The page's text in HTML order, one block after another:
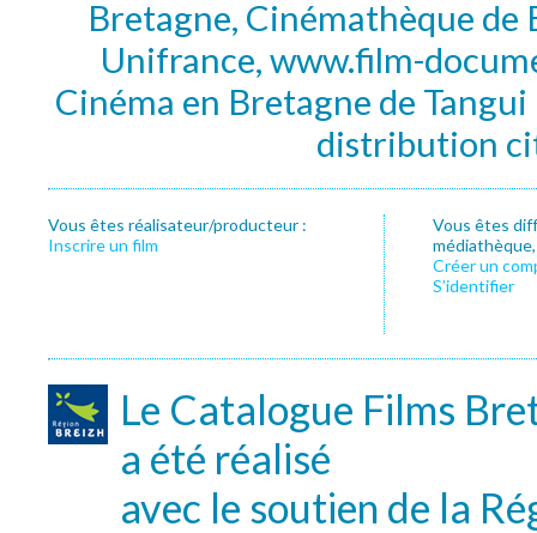
Bretagne, Cinémathèque de
Unifrance, www.film-
Cinéma en Bretagne de
distribution
Vous êtes réalisateur/producteur :
Inscrire un film
Vous êtes
Créer un
S’identifier
Le Catalogue Films
a été réalisé
avec le soutien de la